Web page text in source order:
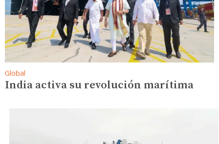
Global
India activa su revolución marítima